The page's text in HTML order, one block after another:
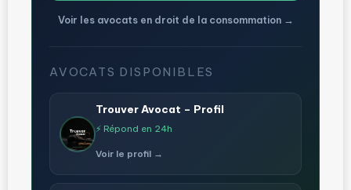
Voir les avocats en droit de la consommation →
AVOCATS DISPONIBLES
Trouver Avocat – Profil
⚡ Répond en 24h
Voir le profil →